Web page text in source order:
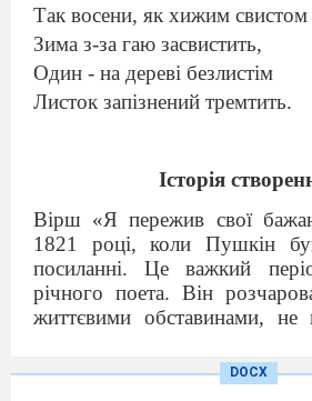
Так восени, як хижим свистом
Зима з-за гаю засвистить,
Один - на дереві безлистім
Листок запізнений тремтить.
Історія
Вірш «Я пережив свої
1821 році, коли Пушкін
посиланні. Це важкий
річного поета. Він
життєвими обставинами, не
одиноким існуванням і
Пушкіна і на засланні
DOCX